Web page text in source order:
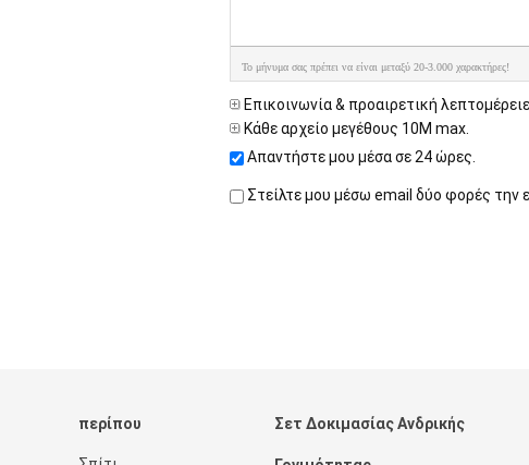
Το μήνυμα σας πρέπει να είναι μεταξύ 20-3.000 χαρακτήρες!
Επικοινωνία & προαιρετική
Κάθε αρχείο μεγέθους 10M max.
Απαντήστε μου μέσα σε 24 ώρες.
Στείλτε μου μέσω email δύο φορές την
περίπου Σετ Δοκιμασίας Ανδρικής